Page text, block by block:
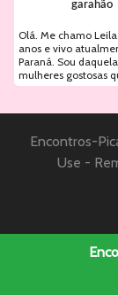
garahão
Olá. Me chamo
anos e vivo
Paraná. Sou
mulheres gostosas
Encontros-
Use -